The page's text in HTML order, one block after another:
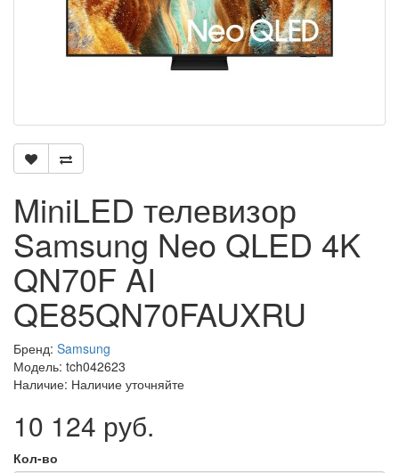
MiniLED телевизор
Samsung Neo QLED 4K
QN70F AI
QE85QN70FAUXRU
Бренд: Samsung
Модель: tch042623
Наличие: Наличие уточняйте
10 124 руб.
Кол-во